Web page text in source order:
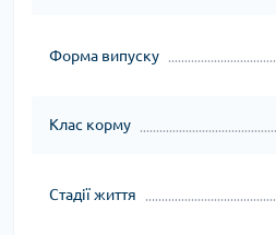
Форма випуску
Клас корму
Стадії життя